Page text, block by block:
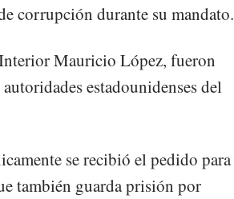
corrupción durante su mandato.
Mauricio López, fueron
estadounidenses del
se recibió el pedido para
también guarda prisión por